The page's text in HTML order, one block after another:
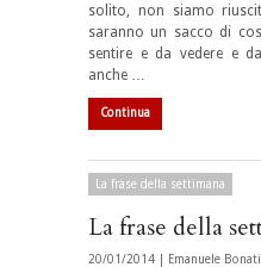
solito, non siamo
saranno un sacco di
sentire e da vedere e
anche …
Continua
La frase della settimana
La frase della
20/01/2014 | Emanuele Bonati